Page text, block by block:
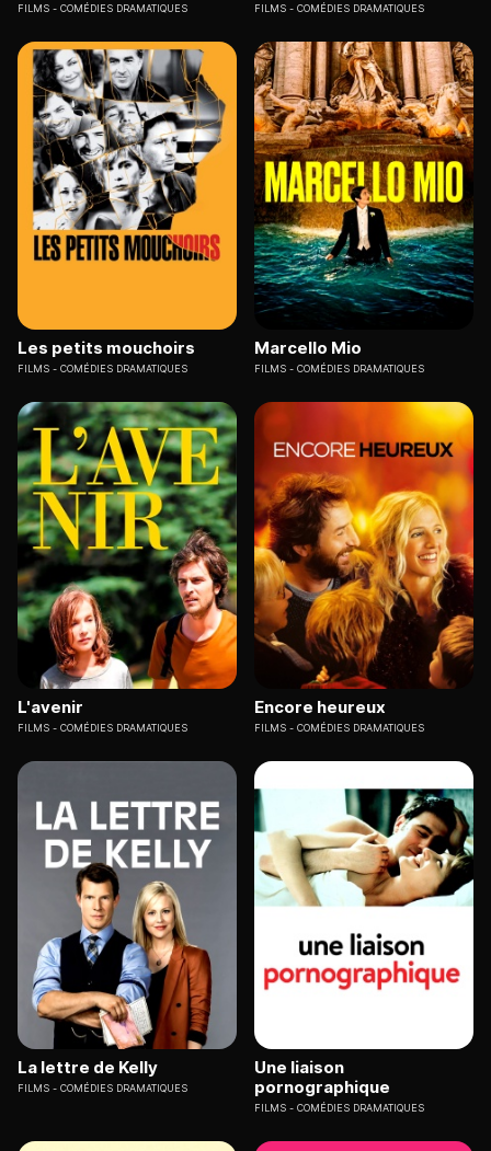
FILMS COMÉDIES DRAMATIQUES FILMS COMÉDIES DRAMATIQUES
Les petits mouchoirs
FILMS COMÉDIES DRAMATIQUES
Marcello Mio
FILMS COMÉDIES DRAMATIQUES
L'avenir
FILMS COMÉDIES DRAMATIQUES
Encore heureux
FILMS COMÉDIES DRAMATIQUES
La lettre de Kelly
FILMS COMÉDIES DRAMATIQUES
Une liaison
pornographique
FILMS COMÉDIES DRAMATIQUES